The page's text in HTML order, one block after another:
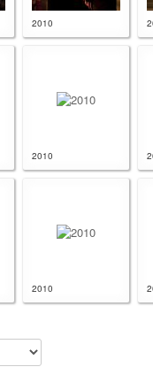
2010
2010
2010